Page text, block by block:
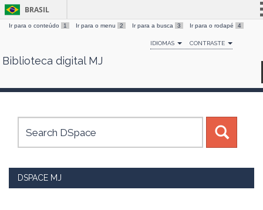
Skip
BRASIL
Simplifique!
Comunica BR
Canais
Ir para o conteúdo 1 Ir para o menu 2 Ir para a busca 3 Ir para o rodapé 4
IDIOMAS CONTRASTE
Biblioteca digital MJ
DSPACE MJ